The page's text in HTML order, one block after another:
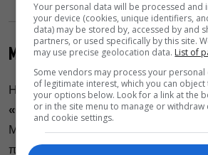
Metropolitan Opera Νέας Υόρκης
Η Metropolitan Opera Νέας Υόρκης
«Οι γάμοι του Φίγκαρο»του
Μότσαρτ,σε μουσική διεύθυνση του
παράσταση θα είναι διαθέσιμη μέχρι
Your personal data will be processed and
your device (cookies, unique identifiers,
data) may be stored by, accessed by and
partners, or used specifically by this site.
may use precise geolocation data. List of
Some vendors may process your
of legitimate interest, which you can
your options below. Look for a link at the
or in the site menu to manage or withdraw
and cookie settings.